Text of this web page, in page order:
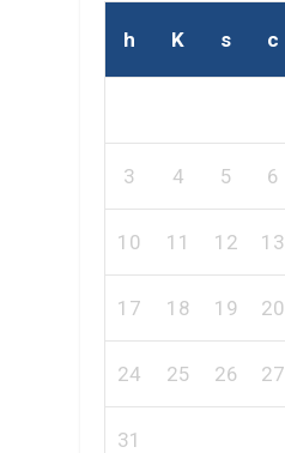
h K s c
3 4 5 6
10 11 12 13
17 18 19 20
24 25 26 27
31